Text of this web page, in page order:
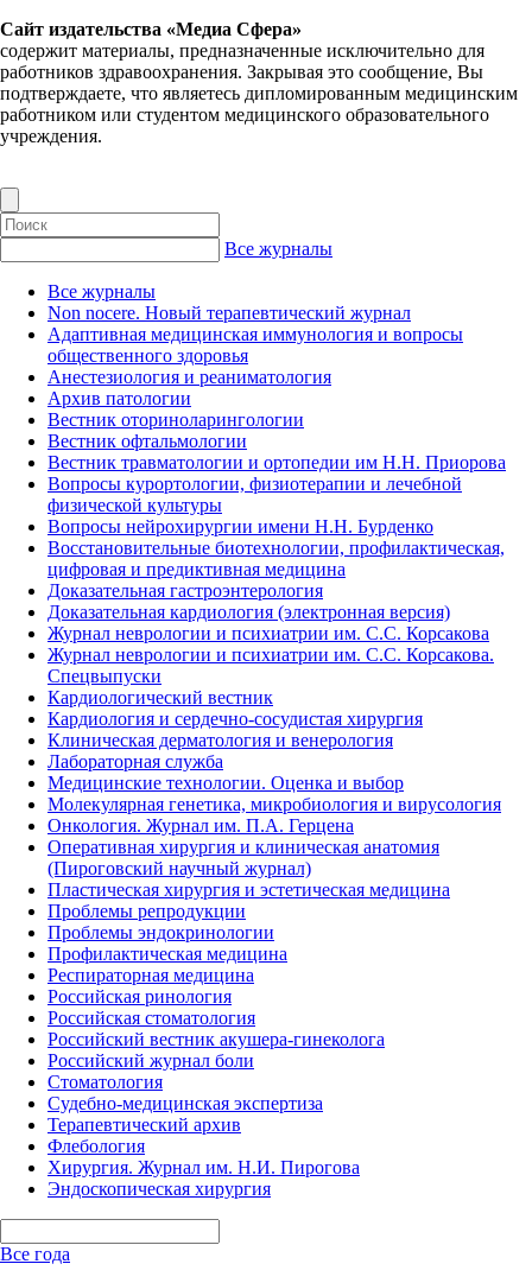
Сайт издательства «Медиа Сфера»
содержит материалы, предназначенные исключительно для
работников здравоохранения. Закрывая это сообщение, Вы
подтверждаете, что являетесь дипломированным медицинским
работником или студентом медицинского образовательного
учреждения.
Все журналы
Все журналы
Non nocere. Новый терапевтический журнал
Адаптивная медицинская иммунология и вопросы
общественного здоровья
Анестезиология и реаниматология
Архив патологии
Вестник оториноларингологии
Вестник офтальмологии
Вестник травматологии и ортопедии им Н.Н. Приорова
Вопросы курортологии, физиотерапии и лечебной
физической культуры
Вопросы нейрохирургии имени Н.Н. Бурденко
Восстановительные биотехнологии, профилактическая,
цифровая и предиктивная медицина
Доказательная гастроэнтерология
Доказательная кардиология (электронная версия)
Журнал неврологии и психиатрии им. С.С. Корсакова
Журнал неврологии и психиатрии им. С.С. Корсакова.
Спецвыпуски
Кардиологический вестник
Кардиология и сердечно-сосудистая хирургия
Клиническая дерматология и венерология
Лабораторная служба
Медицинские технологии. Оценка и выбор
Молекулярная генетика, микробиология и вирусология
Онкология. Журнал им. П.А. Герцена
Оперативная хирургия и клиническая анатомия
(Пироговский научный журнал)
Пластическая хирургия и эстетическая медицина
Проблемы репродукции
Проблемы эндокринологии
Профилактическая медицина
Респираторная медицина
Российская ринология
Российская стоматология
Российский вестник акушера-гинеколога
Российский журнал боли
Стоматология
Судебно-медицинская экспертиза
Терапевтический архив
Флебология
Хирургия. Журнал им. Н.И. Пирогова
Эндоскопическая хирургия
Все года